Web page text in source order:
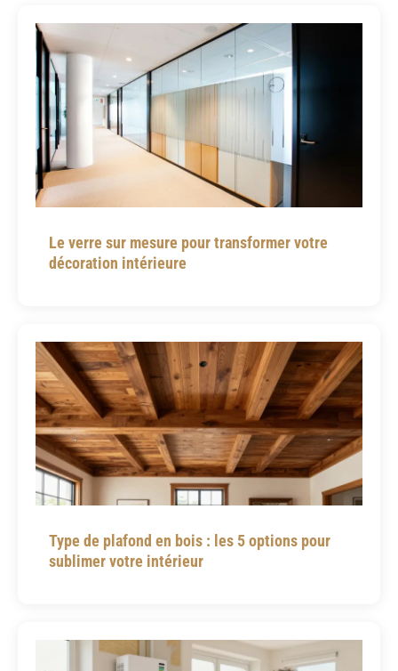
Le verre sur mesure pour transformer votre
décoration intérieure
Type de plafond en bois : les 5 options pour
sublimer votre intérieur